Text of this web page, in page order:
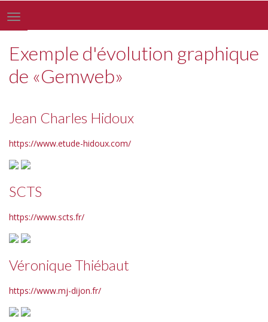
Toggle
navigation
Exemple d'évolution graphique
de «Gemweb»
Jean Charles Hidoux
https://www.etude-hidoux.com/
SCTS
https://www.scts.fr/
Véronique Thiébaut
https://www.mj-dijon.fr/